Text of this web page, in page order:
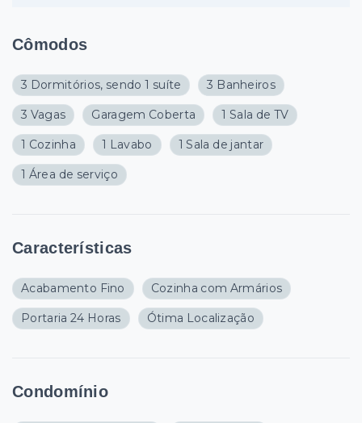
Cômodos
3 Dormitórios, sendo 1 suíte 3 Banheiros
3 Vagas Garagem Coberta 1 Sala de TV
1 Cozinha 1 Lavabo 1 Sala de jantar
1 Área de serviço
Características
Acabamento Fino Cozinha com Armários
Portaria 24 Horas Ótima Localização
Condomínio